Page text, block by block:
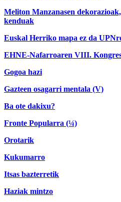
Meliton Manzanasen
kenduak
Euskal Herriko mapa ez da
EHNE-Nafarroaren VIII.
Gogoa hazi
Gazteen osagarri mentala (V)
Ba ote dakixu?
Fronte Popularra (¼)
Orotarik
Kukumarro
Itsas bazterretik
Haziak mintzo